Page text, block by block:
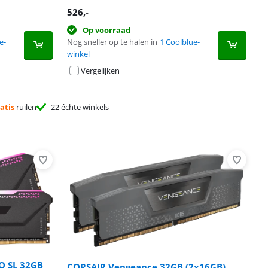
526,-
Op voorraad
Nog sneller op te halen in 1 Coolblue-
winkel
Vergelijken
ruilen 22 échte winkels
SL 32GB